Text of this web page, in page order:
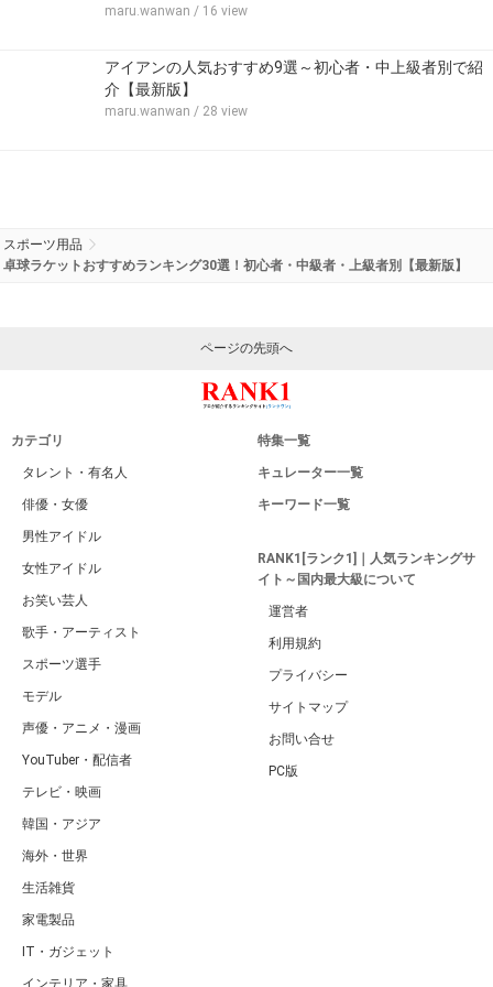
maru.wanwan / 16 view
アイアンの人気おすすめ9選～初心者・中上級者別で紹
介【最新版】
maru.wanwan / 28 view
スポーツ用品
卓球ラケットおすすめランキング30選！初心者・中級者・上級者別【最新版】
ページの先頭へ
カテゴリ
タレント・有名人
俳優・女優
男性アイドル
女性アイドル
お笑い芸人
歌手・アーティスト
スポーツ選手
モデル
声優・アニメ・漫画
YouTuber・配信者
テレビ・映画
韓国・アジア
海外・世界
生活雑貨
家電製品
IT・ガジェット
インテリア・家具
特集一覧
キュレーター一覧
キーワード一覧
RANK1[ランク1]｜人気ランキングサ
イト～国内最大級について
運営者
利用規約
プライバシー
サイトマップ
お問い合せ
PC版